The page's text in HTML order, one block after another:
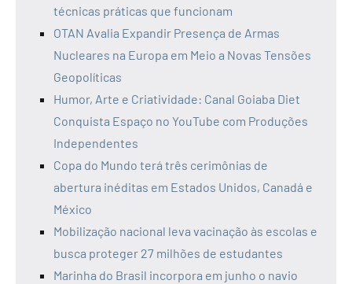
técnicas práticas que funcionam
OTAN Avalia Expandir Presença de Armas
Nucleares na Europa em Meio a Novas Tensões
Geopolíticas
Humor, Arte e Criatividade: Canal Goiaba Diet
Conquista Espaço no YouTube com Produções
Independentes
Copa do Mundo terá três cerimônias de
abertura inéditas em Estados Unidos, Canadá e
México
Mobilização nacional leva vacinação às escolas e
busca proteger 27 milhões de estudantes
Marinha do Brasil incorpora em junho o navio